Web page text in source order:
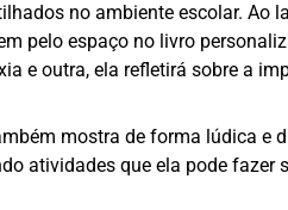
no ambiente escolar. Ao
pelo espaço no livro
e outra, ela refletirá sobre a
mostra de forma lúdica e
atividades que ela pode fazer